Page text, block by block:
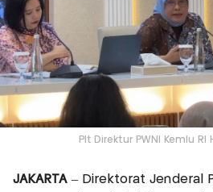
Plt Direktur PWNI Kemlu RI
JAKARTA– Direktorat Jenderal